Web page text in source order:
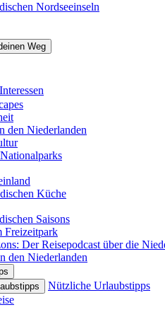
Nordseeinseln
Weg
Interessen
den Niederlanden
Küche
Saisons
Freizeitpark
Der Reisepodcast über die
den Niederlanden
Nützliche Urlaubstipps